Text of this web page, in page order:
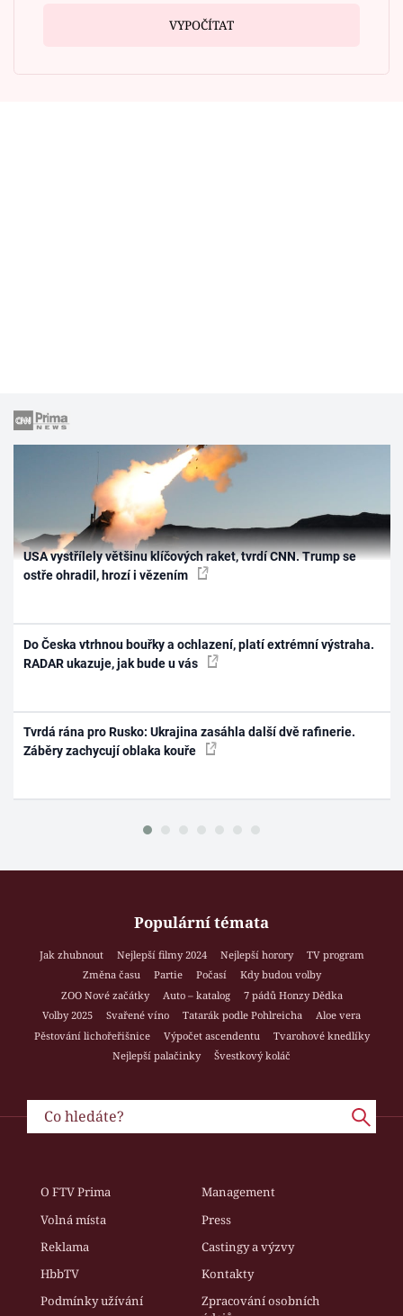
VYPOČÍTAT
USA vystřílely většinu klíčových raket, tvrdí CNN. Trump se
ostře ohradil, hrozí i vězením
Do Česka vtrhnou bouřky a ochlazení, platí extrémní výstraha.
RADAR ukazuje, jak bude u vás
Tvrdá rána pro Rusko: Ukrajina zasáhla další dvě rafinerie.
Záběry zachycují oblaka kouře
Populární témata
Jak zhubnout Nejlepší filmy 2024 Nejlepší horory
TV program
Změna času
Partie Počasí
Kdy budou volby
ZOO Nové začátky
Auto – katalog
7 pádů Honzy Dědka
Volby 2025
Svařené víno Tatarák podle Pohlreicha
Aloe vera
Pěstování lichořeřišnice
Výpočet ascendentu
Tvarohové knedlíky
Nejlepší palačinky
Švestkový koláč
O FTV Prima
Management
Volná místa
Press
Reklama
Castingy a výzvy
HbbTV
Kontakty
Podmínky užívání
Zpracování osobních